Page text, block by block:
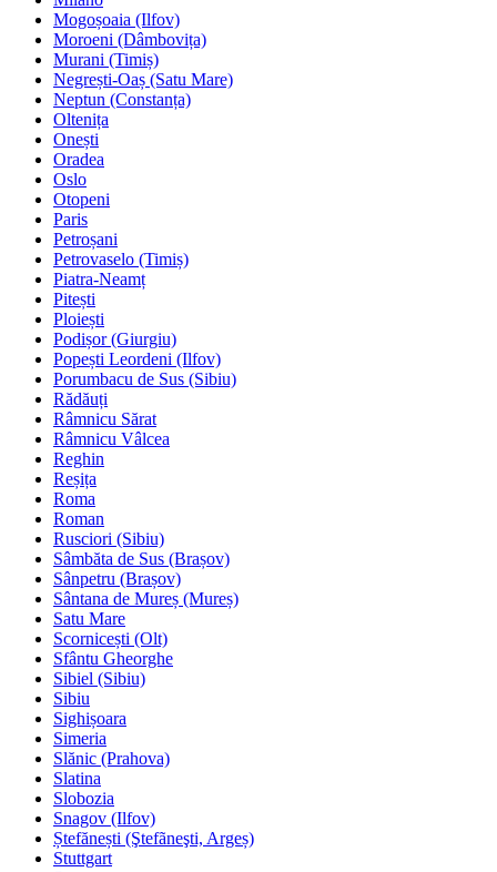
Mogoșoaia (Ilfov)
Moroeni (Dâmbovița)
Murani (Timiș)
Negrești-Oaș (Satu Mare)
Neptun (Constanța)
Oltenița
Onești
Oradea
Oslo
Otopeni
Paris
Petroșani
Petrovaselo (Timiș)
Piatra-Neamț
Pitești
Ploiești
Podișor (Giurgiu)
Popești Leordeni (Ilfov)
Porumbacu de Sus (Sibiu)
Rădăuți
Râmnicu Sărat
Râmnicu Vâlcea
Reghin
Reșița
Roma
Roman
Rusciori (Sibiu)
Sâmbăta de Sus (Brașov)
Sânpetru (Brașov)
Sântana de Mureș (Mureș)
Satu Mare
Scornicești (Olt)
Sfântu Gheorghe
Sibiel (Sibiu)
Sibiu
Sighișoara
Simeria
Slănic (Prahova)
Slatina
Slobozia
Snagov (Ilfov)
Ștefănești (Ştefãneşti, Argeș)
Stuttgart